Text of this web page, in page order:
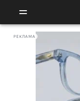
РЕКЛАМА